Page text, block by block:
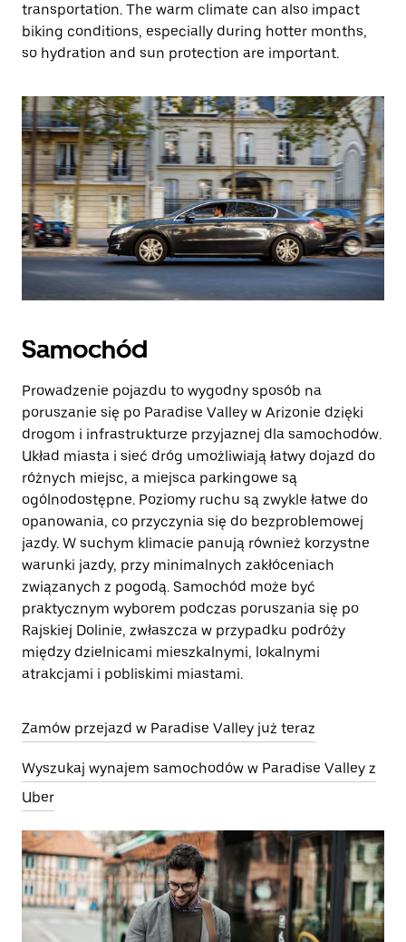
transportation. The warm climate can also impact
biking conditions, especially during hotter months,
so hydration and sun protection are important.
Samochód
Prowadzenie pojazdu to wygodny sposób na
poruszanie się po Paradise Valley w Arizonie dzięki
drogom i infrastrukturze przyjaznej dla samochodów.
Układ miasta i sieć dróg umożliwiają łatwy dojazd do
różnych miejsc, a miejsca parkingowe są
ogólnodostępne. Poziomy ruchu są zwykle łatwe do
opanowania, co przyczynia się do bezproblemowej
jazdy. W suchym klimacie panują również korzystne
warunki jazdy, przy minimalnych zakłóceniach
związanych z pogodą. Samochód może być
praktycznym wyborem podczas poruszania się po
Rajskiej Dolinie, zwłaszcza w przypadku podróży
między dzielnicami mieszkalnymi, lokalnymi
atrakcjami i pobliskimi miastami.
Zamów przejazd w Paradise Valley już teraz
Wyszukaj wynajem samochodów w Paradise Valley z
Uber